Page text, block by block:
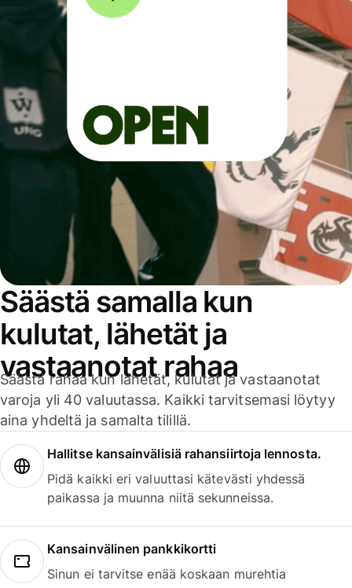
Säästä samalla kun
kulutat, lähetät ja
vastaanotat rahaa
Säästä rahaa kun lähetät, kulutat ja vastaanotat
varoja yli 40 valuutassa. Kaikki tarvitsemasi löytyy
aina yhdeltä ja samalta tilillä.
Hallitse kansainvälisiä rahansiirtoja lennosta.
Pidä kaikki eri valuuttasi kätevästi yhdessä
paikassa ja muunna niitä sekunneissa.
Kansainvälinen pankkikortti
Sinun ei tarvitse enää koskaan murehtia